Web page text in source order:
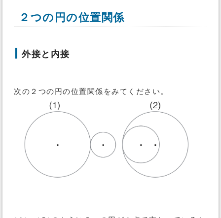
２つの円の位置関係
外接と内接
次の２つの円の位置関係をみてください。